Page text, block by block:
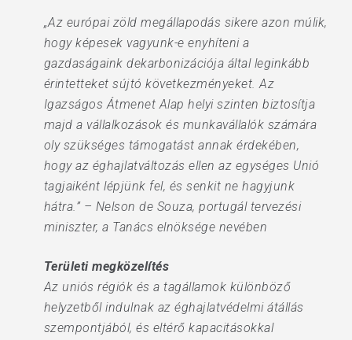
„Az európai zöld megállapodás sikere azon múlik,
hogy képesek vagyunk-e enyhíteni a
gazdaságaink dekarbonizációja által leginkább
érintetteket sújtó következményeket. Az
Igazságos Átmenet Alap helyi szinten biztosítja
majd a vállalkozások és munkavállalók számára
oly szükséges támogatást annak érdekében,
hogy az éghajlatváltozás ellen az egységes Unió
tagjaiként lépjünk fel, és senkit ne hagyjunk
hátra.” – Nelson de Souza, portugál tervezési
miniszter, a Tanács elnöksége nevében
Területi megközelítés
Az uniós régiók és a tagállamok különböző
helyzetből indulnak az éghajlatvédelmi átállás
szempontjából, és eltérő kapacitásokkal